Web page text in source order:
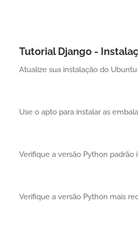
Tutorial Django -
Atualize sua instalação do
Use o apto para instalar as
Verifique a versão Python padrão
Verifique a versão Python mais